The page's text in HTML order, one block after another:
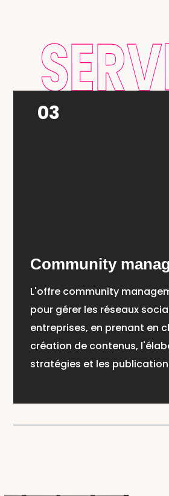
04
Création de
Le Studio Vincelie propose
création de contenus,
photographie et la
pour renforcer la
entreprises.